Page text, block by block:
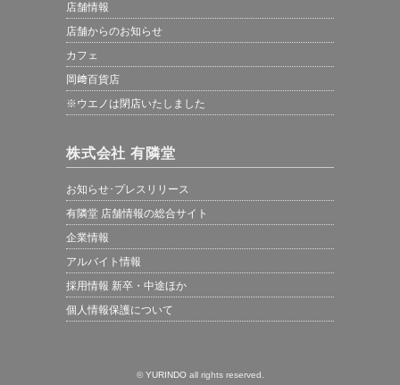
店舗情報
店舗からのお知らせ
カフェ
岡﨑百貨店
※ウエノは閉店いたしました
株式会社 有隣堂
お知らせ･プレスリリース
有隣堂 店舗情報の総合サイト
企業情報
アルバイト情報
採用情報 新卒・中途ほか
個人情報保護について
© YURINDOall rights reserved.